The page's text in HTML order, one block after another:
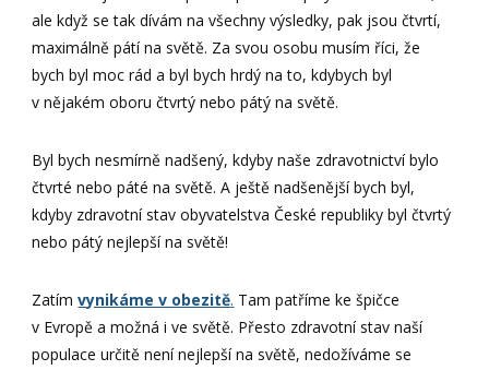
ale když se tak dívám na všechny výsledky, pak jsou čtvrtí,
maximálně pátí na světě. Za svou osobu musím říci, že
bych byl moc rád a byl bych hrdý na to, kdybych byl
v nějakém oboru čtvrtý nebo pátý na světě.
Byl bych nesmírně nadšený, kdyby naše zdravotnictví bylo
čtvrté nebo páté na světě. A ještě nadšenější bych byl,
kdyby zdravotní stav obyvatelstva České republiky byl čtvrtý
nebo pátý nejlepší na světě!
Zatímvynikáme v obezitě. Tam patříme ke špičce
v Evropě a možná i ve světě. Přesto zdravotní stav naší
populace určitě není nejlepší na světě, nedožíváme se